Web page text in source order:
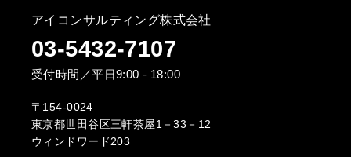
アイコンサルティング株式会社
03-5432-7107
受付時間／平日9:00 - 18:00
〒154-0024
東京都世田谷区三軒茶屋1－33－12
ウィンドワード203